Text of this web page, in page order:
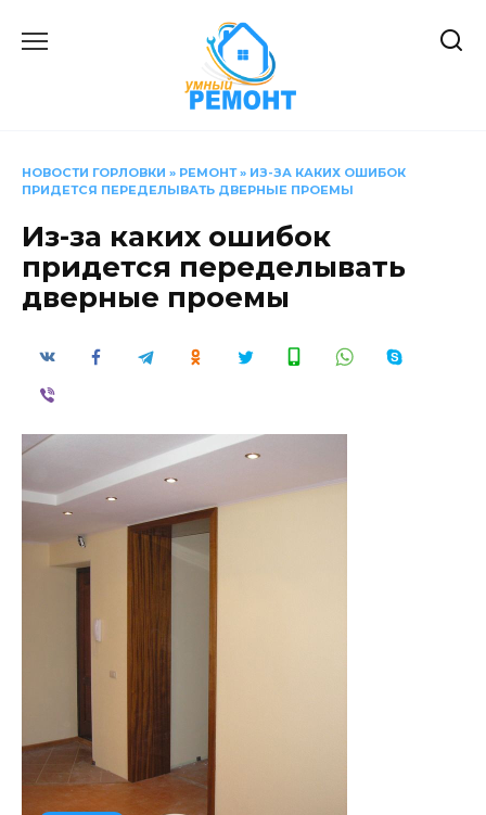
НОВОСТИ ГОРЛОВКИ » РЕМОНТ» ИЗ-ЗА КАКИХ ОШИБОК
ПРИДЕТСЯ ПЕРЕДЕЛЫВАТЬ ДВЕРНЫЕ ПРОЕМЫ
Из-за каких ошибок
придется переделывать
дверные проемы